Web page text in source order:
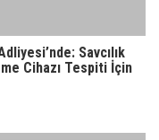
Savcılık
Cihazı Tespiti İçin